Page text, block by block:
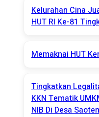
Kelurahan Cina
HUT RI Ke-81
Memaknai HUT
Tingkatkan
KKN Tematik
NIB Di Desa